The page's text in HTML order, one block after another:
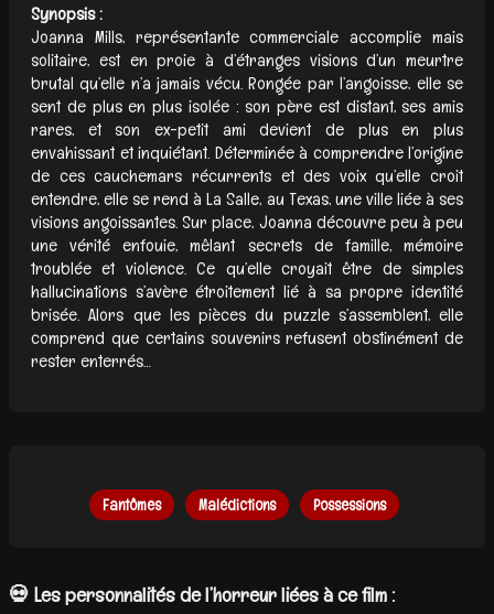
Synopsis :
Joanna Mills, représentante commerciale accomplie mais
solitaire, est en proie à d’étranges visions d’un meurtre
brutal qu’elle n’a jamais vécu. Rongée par l’angoisse, elle se
sent de plus en plus isolée : son père est distant, ses amis
rares, et son ex-petit ami devient de plus en plus
envahissant et inquiétant. Déterminée à comprendre l’origine
de ces cauchemars récurrents et des voix qu’elle croit
entendre, elle se rend à La Salle, au Texas, une ville liée à ses
visions angoissantes. Sur place, Joanna découvre peu à peu
une vérité enfouie, mêlant secrets de famille, mémoire
troublée et violence. Ce qu’elle croyait être de simples
hallucinations s’avère étroitement lié à sa propre identité
brisée. Alors que les pièces du puzzle s’assemblent, elle
comprend que certains souvenirs refusent obstinément de
rester enterrés…
Fantômes Malédictions Possessions
💀 Les personnalités de l’horreur liées à ce film :